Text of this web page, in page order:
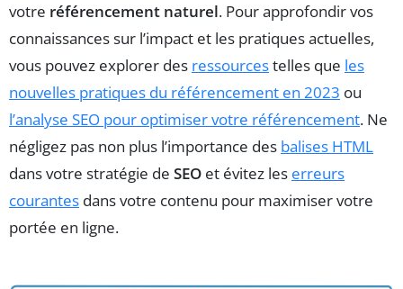
votre référencement naturel. Pour approfondir vos
connaissances sur l’impact et les pratiques actuelles,
vous pouvez explorer des ressourcestelles que les
nouvelles pratiques du référencement en 2023 ou
l’analyse SEO pour optimiser votre référencement. Ne
négligez pas non plus l’importance des balises HTML
dans votre stratégie de SEO et évitez les erreurs
courantes dans votre contenu pour maximiser votre
portée en ligne.